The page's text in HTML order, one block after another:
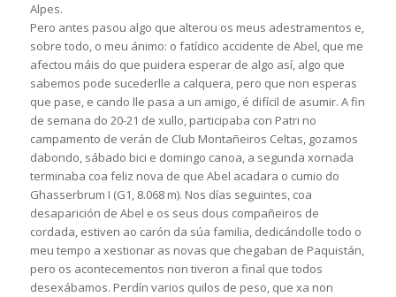
Alpes.
Pero antes pasou algo que alterou os meus adestramentos e,
sobre todo, o meu ánimo: o fatídico accidente de Abel, que me
afectou máis do que puidera esperar de algo así, algo que
sabemos pode sucederlle a calquera, pero que non esperas
que pase, e cando lle pasa a un amigo, é difícil de asumir. A fin
de semana do 20-21 de xullo, participaba con Patri no
campamento de verán de Club Montañeiros Celtas, gozamos
dabondo, sábado bici e domingo canoa, a segunda xornada
terminaba coa feliz nova de que Abel acadara o cumio do
Ghasserbrum I (G1, 8.068 m). Nos días seguintes, coa
desaparición de Abel e os seus dous compañeiros de
cordada, estiven ao carón da súa familia, dedicándolle todo o
meu tempo a xestionar as novas que chegaban de Paquistán,
pero os acontecementos non tiveron a final que todos
desexábamos. Perdín varios quilos de peso, que xa non